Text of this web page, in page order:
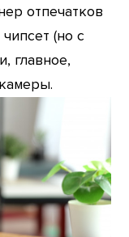
отпечатков
(но с
главное,